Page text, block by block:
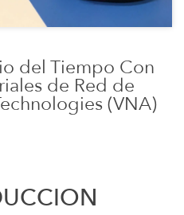
del Tiempo Con
de Red de
(VNA)